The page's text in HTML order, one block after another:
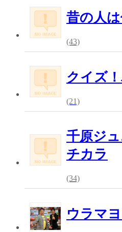
昔の人
(43)
クイズ
(21)
千原ジ
チカラ
(34)
ウラマヨ